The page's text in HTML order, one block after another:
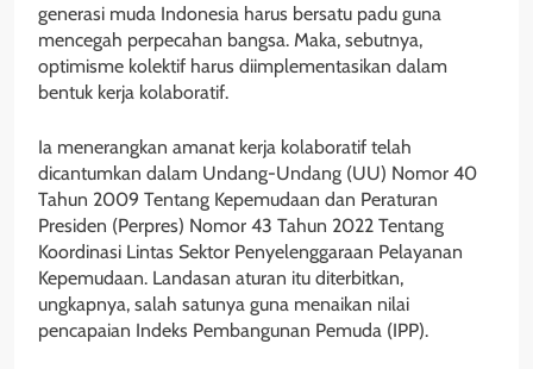
generasi muda Indonesia harus bersatu padu guna
mencegah perpecahan bangsa. Maka, sebutnya,
optimisme kolektif harus diimplementasikan dalam
bentuk kerja kolaboratif.
Ia menerangkan amanat kerja kolaboratif telah
dicantumkan dalam Undang-Undang (UU) Nomor 40
Tahun 2009 Tentang Kepemudaan dan Peraturan
Presiden (Perpres) Nomor 43 Tahun 2022 Tentang
Koordinasi Lintas Sektor Penyelenggaraan Pelayanan
Kepemudaan. Landasan aturan itu diterbitkan,
ungkapnya, salah satunya guna menaikan nilai
pencapaian Indeks Pembangunan Pemuda (IPP).